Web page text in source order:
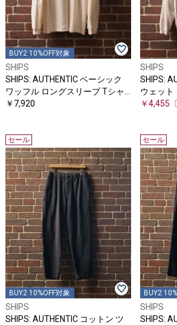
BUY2 10%OFF対象
SHIPS
SHIPS: AUTHENTIC ベーシック
ワッフル ロングスリーブ Tシャ
ツ
￥7,920
SHIPS
SHIPS:
ウェット
ツ
￥4,455
セール
BUY2 10%OFF対象
SHIPS
SHIPS: AUTHENTIC コットン ツ
セール
BUY2
SHIPS
SHIPS: